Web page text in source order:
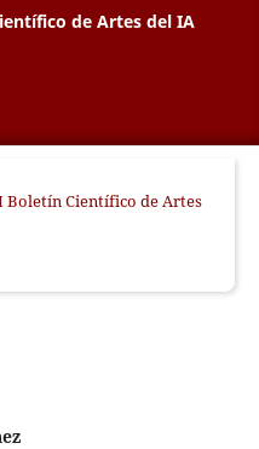
de Artes del IA
Boletín Científico de Artes